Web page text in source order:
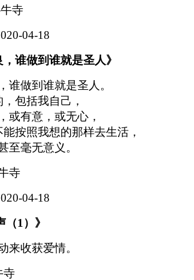
寺
04-18
谁做到谁就是圣人》
谁做到谁就是圣人。
包括我自己，
或有意，或无心，
按照我想的那样去生活，
至毫无意义。
寺
04-18
（1）》
来收获爱情。